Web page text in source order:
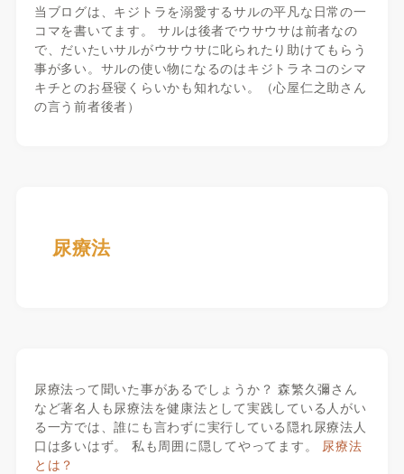
当ブログは、キジトラを溺愛するサルの平凡な日常の一
コマを書いてます。 サルは後者でウサウサは前者なの
で、だいたいサルがウサウサに叱られたり助けてもらう
事が多い。サルの使い物になるのはキジトラネコのシマ
キチとのお昼寝くらいかも知れない。（心屋仁之助さん
の言う前者後者）
尿療法
尿療法って聞いた事があるでしょうか？ 森繁久彌さん
など著名人も尿療法を健康法として実践している人がい
る一方では、誰にも言わずに実行している隠れ尿療法人
口は多いはず。 私も周囲に隠してやってます。 尿療法
とは？